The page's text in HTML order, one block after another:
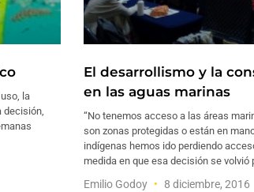
la
decisión,
El desarrollismo y la
en las aguas marinas
“No tenemos acceso a las áreas
son zonas protegidas o están en
indígenas hemos ido perdiendo
medida en que esa decisión se volvió
Emilio Godoy 8 diciembre, 2016